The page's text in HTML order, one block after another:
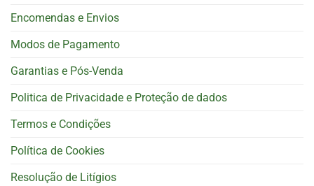
Encomendas e Envios
Modos de Pagamento
Garantias e Pós-Venda
Politica de Privacidade e Proteção de dados
Termos e Condições
Política de Cookies
Resolução de Litígios